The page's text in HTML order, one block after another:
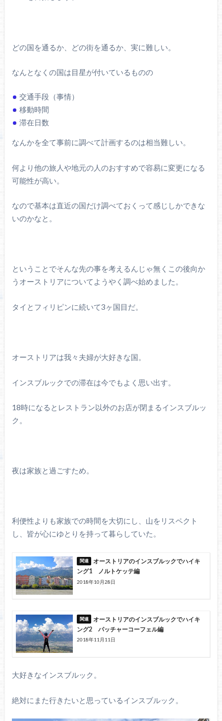
どの国を通るか、どの街を通るか、実に難しい。
なんとなくの国は目星が付いているものの
交通手段（事情）
移動時間
滞在日数
なんかを全て事前に調べて計画するのは相当難しい。
何より他の旅人や地元の人のおすすめで容易に変更になる
可能性が高い。
なので基本は直近の国だけ調べておくって感じしかできな
いのかなと。
ということでそんな先の事を考えるんじゃ無くこの後向か
うオーストリアについてようやく調べ始めました。
タイとフィリピンに続いて3ヶ国目だ。
オーストリアは我々夫婦が大好きな国。
インスブルックでの滞在は今でもよく思い出す。
18時になるとレストラン以外のお店が閉まるインスブルッ
ク。
夜は家族と過ごすため。
利便性よりも家族での時間を大切にし、山をリスペクト
し、皆が心にゆとりを持って暮らしていた。
オーストリアのインスブルックでハイキ
ング1 ノルトケッテ編
2018年10月28日
オーストリアのインスブルックでハイキ
ング2 パッチャーコーフェル編
2018年11月11日
大好きなインスブルック。
絶対にまた行きたいと思っているインスブルック。